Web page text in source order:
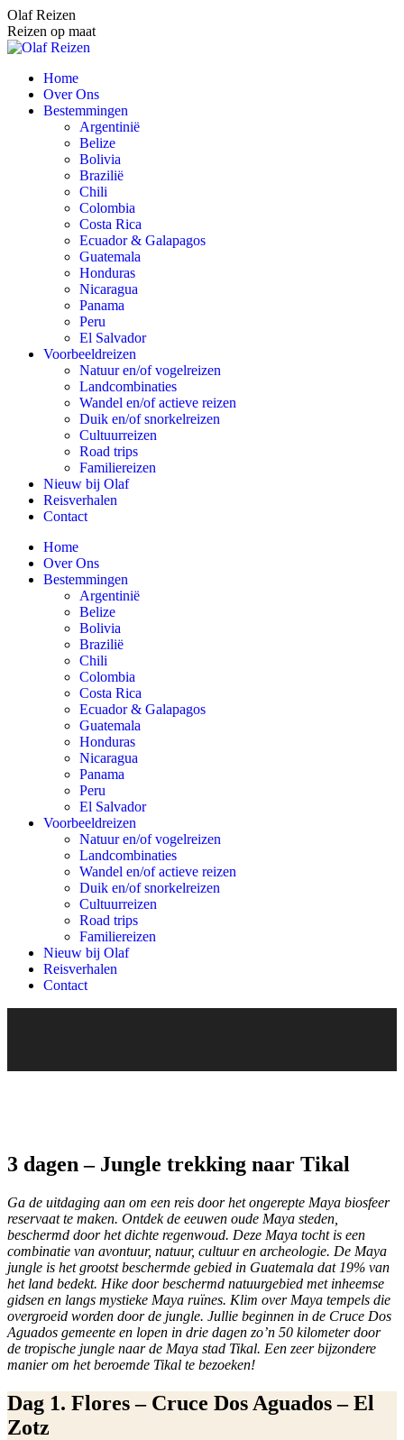
Spring
naar
content
Olaf Reizen
Reizen op maat
Home
Over Ons
Bestemmingen
Argentinië
Belize
Bolivia
Brazilië
Chili
Colombia
Costa Rica
Ecuador & Galapagos
Guatemala
Honduras
Nicaragua
Panama
Peru
El Salvador
Voorbeeldreizen
Natuur en/of vogelreizen
Landcombinaties
Wandel en/of actieve reizen
Duik en/of snorkelreizen
Cultuurreizen
Road trips
Familiereizen
Nieuw bij Olaf
Reisverhalen
Contact
Home
Over Ons
Bestemmingen
Argentinië
Belize
Bolivia
Brazilië
Chili
Colombia
Costa Rica
Ecuador & Galapagos
Guatemala
Honduras
Nicaragua
Panama
Peru
El Salvador
Voorbeeldreizen
Natuur en/of vogelreizen
Landcombinaties
Wandel en/of actieve reizen
Duik en/of snorkelreizen
Cultuurreizen
Road trips
Familiereizen
Nieuw bij Olaf
Reisverhalen
Contact
3 dagen – Jungle trekking naar Tikal
Ga de uitdaging aan om een reis door het ongerepte Maya biosfeer
reservaat te maken. Ontdek de eeuwen oude Maya steden,
beschermd door het dichte regenwoud. Deze Maya tocht is een
combinatie van avontuur, natuur, cultuur en archeologie. De Maya
jungle is het grootst beschermde gebied in Guatemala dat 19% van
het land bedekt. Hike door beschermd natuurgebied met inheemse
gidsen en langs mystieke Maya ruïnes. Klim over Maya tempels die
overgroeid worden door de jungle. Jullie beginnen in de Cruce Dos
Aguados gemeente en lopen in drie dagen zo’n 50 kilometer door
de tropische jungle naar de Maya stad Tikal. Een zeer bijzondere
manier om het beroemde Tikal te bezoeken!
Dag 1. Flores – Cruce Dos Aguados – El
Zotz